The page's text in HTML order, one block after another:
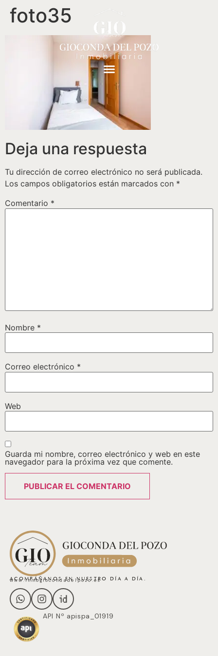
foto35
Deja una respuesta
Tu dirección de correo electrónico no será publicada.
Los campos obligatorios están marcados con *
Comentario *
Nombre *
Correo electrónico *
Web
Guarda mi nombre, correo electrónico y web en este
navegador para la próxima vez que comente.
ACOMPÁÑANOS EN NUESTRO DÍA A DÍA.
www.inmogiocondadelpozo.es
API Nº apispa_01919